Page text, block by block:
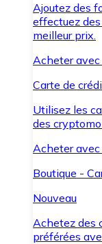
Ajoutez des
effectuez
meilleur prix.
Acheter
Carte de
Utilisez les
des
Acheter avec
Boutique -
Nouveau
Achetez des
préférées